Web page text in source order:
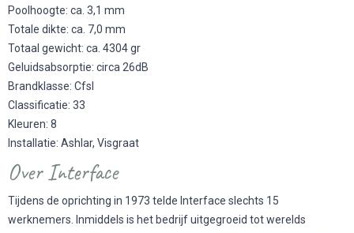
Poolhoogte: ca. 3,1 mm
Totale dikte: ca. 7,0 mm
Totaal gewicht: ca. 4304 gr
Geluidsabsorptie: circa 26dB
Brandklasse: Cfsl
Classificatie: 33
Kleuren: 8
Installatie: Ashlar, Visgraat
Over Interface
Tijdens de oprichting in 1973 telde Interface slechts 15
werknemers. Inmiddels is het bedrijf uitgegroeid tot werelds